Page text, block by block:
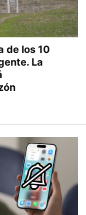
de los 10
La